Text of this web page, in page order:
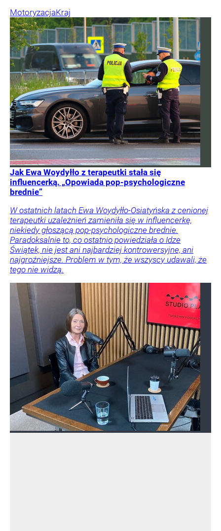
MotoryzacjaKraj
Jak Ewa Woydyłło z terapeutki stała się
influencerką. „Opowiada pop-psychologiczne
brednie”
W ostatnich latach Ewa Woydyłło-Osiatyńska z cenionej
terapeutki uzależnień zamieniła się w influencerkę,
niekiedy głoszącą pop-psychologiczne brednie.
Paradoksalnie to, co ostatnio powiedziała o Idze
Świątek, nie jest ani najbardziej kontrowersyjne, ani
najgroźniejsze. Problem w tym, że wszyscy udawali, że
tego nie widzą.